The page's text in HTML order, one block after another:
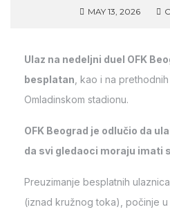
MAY 13, 2026
Ulaz na nedeljni duel OFK
besplatan , kao i na
Omladinskom stadionu.
OFK Beograd je odlučio da
da svi gledaoci moraju imati
Preuzimanje besplatnih
(iznad kružnog toka), počinje u